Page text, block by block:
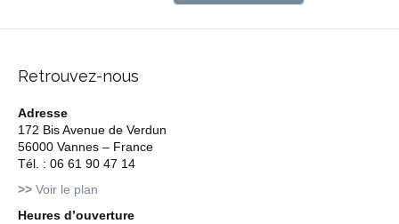
Retrouvez-nous
Adresse
172 Bis Avenue de Verdun
56000 Vannes – France
Tél. : 06 61 90 47 14
>> Voir le plan
Heures d’ouverture